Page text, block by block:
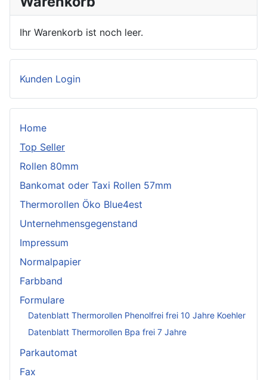
Ihr Warenkorb ist noch leer.
Kunden Login
Home
Top Seller
Rollen 80mm
Bankomat oder Taxi Rollen 57mm
Thermorollen Öko Blue4est
Unternehmensgegenstand
Impressum
Normalpapier
Farbband
Formulare
Datenblatt Thermorollen Phenolfrei frei 10 Jahre Koehler
Datenblatt Thermorollen Bpa frei 7 Jahre
Parkautomat
Fax